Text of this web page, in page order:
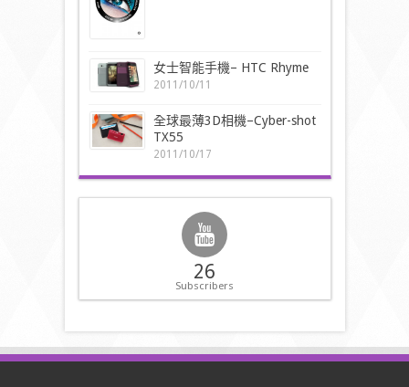
女士智能手機– HTC Rhyme
2011/10/11
全球最薄3D相機–Cyber-shot
TX55
2011/10/17
26
Subscribers